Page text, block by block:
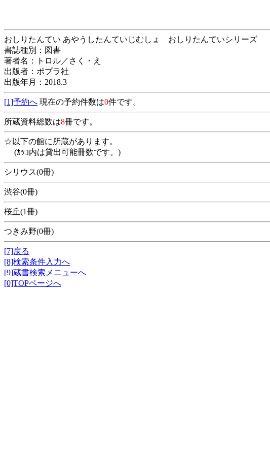
おしりたんてい あやうしたんていじむしょ おしりたんていシリーズ
書誌種別：図書
著者名：トロル／さく・え
出版者：ポプラ社
出版年月：2018.3
[1]予約へ 現在の予約件数は0件です。
所蔵資料総数は8冊です。
☆以下の館に所蔵があります。
(ｶｯｺ内は貸出可能冊数です。)
シリウス(0冊)
渋谷(0冊)
桜丘(1冊)
つきみ野(0冊)
[7]戻る
[8]検索条件入力へ
[9]蔵書検索メニューへ
[0]TOPページへ